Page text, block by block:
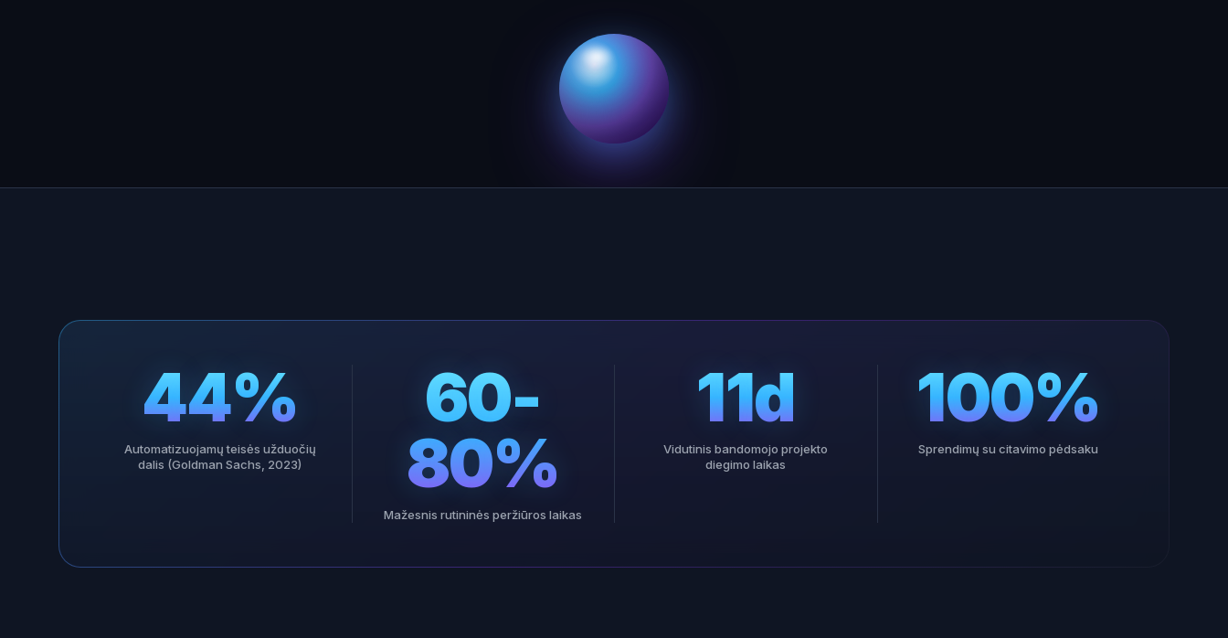
44%
Automatizuojamų teisės užduočių
dalis (Goldman Sachs, 2023)
60-
80%
Mažesnis rutininės peržiūros laikas
11d
Vidutinis bandomojo projekto
diegimo laikas
100%
Sprendimų su citavimo pėdsaku